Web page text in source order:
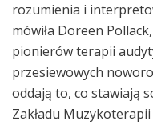
rozumienia i
mówiła Doreen
pionierów terapii
przesiewowych
oddają to, co stawiają
Zakładu